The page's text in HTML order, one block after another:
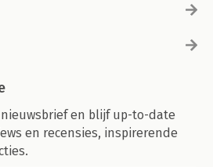
en blijf up-to-date
en recensies, inspirerende